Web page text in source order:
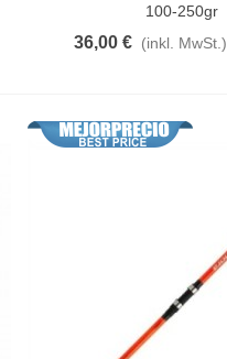
100-250gr
36,00 € (inkl. MwSt.)